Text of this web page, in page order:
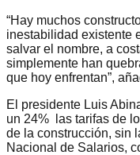
“Hay muchos
inestabilidad existente
salvar el nombre, a
simplemente han
que hoy enfrentan”,
El presidente Luis
un 24% las tarifas de
de la construcción, sin
Nacional de Salarios,